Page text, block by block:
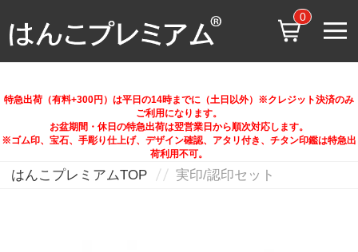
0
特急出荷（有料+300円）は平日の14時までに（土日以外）※クレジット決済のみ
ご利用になります。
お盆期間・休日の特急出荷は翌営業日から順次対応します。
※ゴム印、宝石、手彫り仕上げ、デザイン確認、アタリ付き、チタン印鑑は特急出
荷利用不可。
はんこプレミアムTOP 実印/認印セット